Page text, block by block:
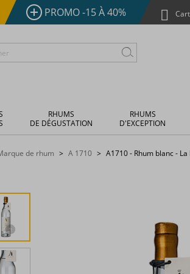
PROMO -15 À 40%
RHUMS
DE DÉGUSTATION
RHUMS
D'EXCEPTION
de rhum A 1710 A1710 - Rhum blanc -